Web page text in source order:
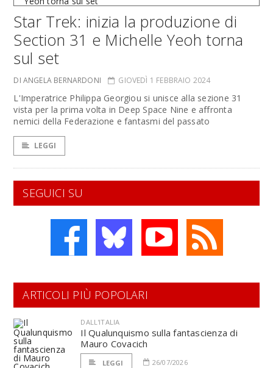
Star Trek: inizia la produzione di
Section 31 e Michelle Yeoh torna
sul set
DI ANGELA BERNARDONI GIOVEDÌ 1 FEBBRAIO 2024
L'Imperatrice Philippa Georgiou si unisce alla sezione 31
vista per la prima volta in Deep Space Nine e affronta
nemici della Federazione e fantasmi del passato
LEGGI
SEGUICI SU
ARTICOLI PIÙ POPOLARI
DALL'ITALIA
Il Qualunquismo sulla fantascienza di
Mauro Covacich
LEGGI 26/07/2026